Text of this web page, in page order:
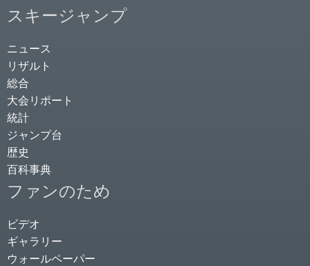
スキージャンプ
ニュース
リザルト
総合
大会リポート
統計
ジャンプ台
歴史
百科事典
ファンのため
ビデオ
ギャラリー
ウォールペーパー